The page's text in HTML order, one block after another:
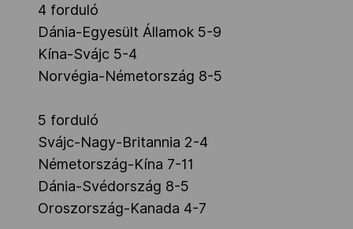
4 forduló
Dánia-Egyesült Államok 5-9
Kína-Svájc 5-4
Norvégia-Németország 8-5
5 forduló
Svájc-Nagy-Britannia 2-4
Németország-Kína 7-11
Dánia-Svédország 8-5
Oroszország-Kanada 4-7